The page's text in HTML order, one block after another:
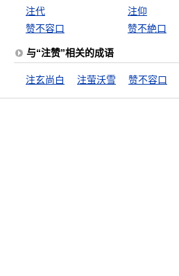
注代 注仰
赞不容口
赞不絶口
与“注赞”相关的成语
注玄尚白 注萤沃雪 赞不容口